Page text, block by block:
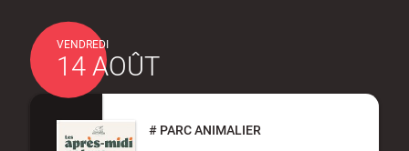
VENDREDI
14 AOÛT
# PARC ANIMALIER